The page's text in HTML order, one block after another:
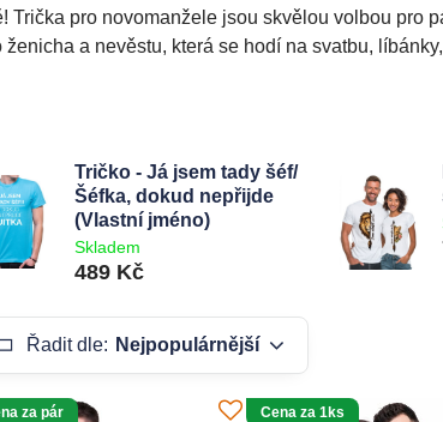
pro novomanžele jsou skvělou volbou pro
a nevěstu, která se hodí na svatbu,
Tričko - Já jsem tady šéf/
Šéfka, dokud nepřijde
(Vlastní jméno)
Skladem
489 Kč
Řadit dle: Nejpopulárnější
za pár Cena za 1ks